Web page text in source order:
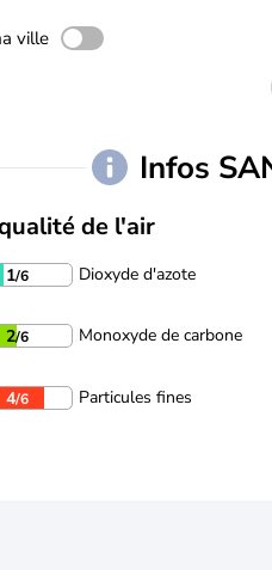
ville
Infos
de l'air
1/6 Dioxyde d'azote
2/6 Monoxyde de carbone
4/6 Particules fines